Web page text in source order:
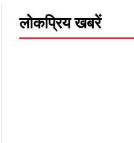
लोकप्रिय खबरें